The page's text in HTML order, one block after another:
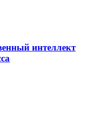
интеллект